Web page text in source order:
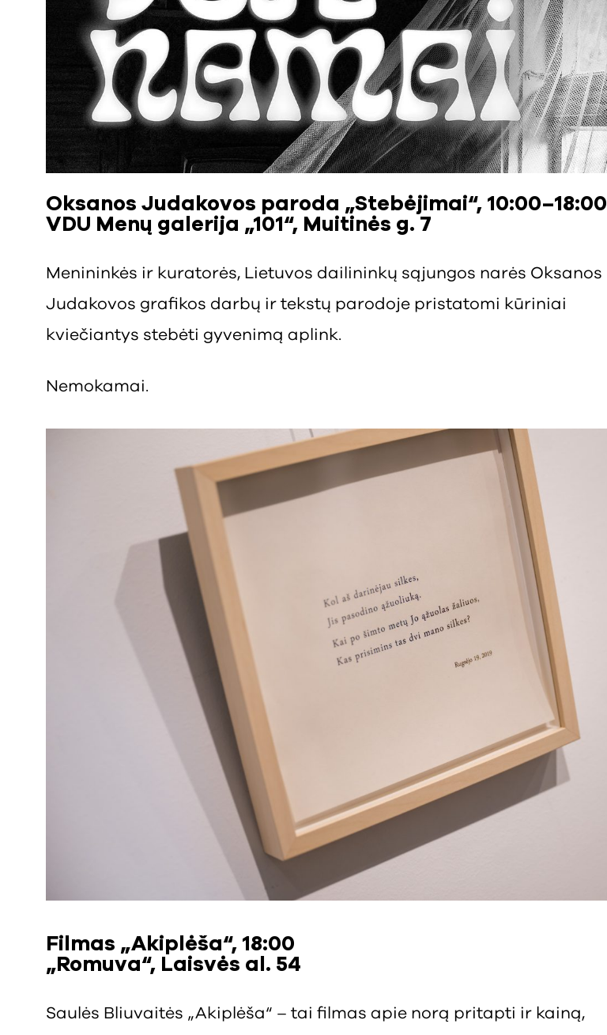
Oksanos Judakovos paroda „Stebėjimai“, 10:00–18:00
VDU Menų galerija „101“, Muitinės g. 7
Menininkės ir kuratorės, Lietuvos dailininkų sąjungos narės Oksanos
Judakovos grafikos darbų ir tekstų parodoje pristatomi kūriniai
kviečiantys stebėti gyvenimą aplink.
Nemokamai.
Filmas „Akiplėša“, 18:00
„Romuva“, Laisvės al. 54
Saulės Bliuvaitės „Akiplėša“ – tai filmas apie norą pritapti ir kainą,